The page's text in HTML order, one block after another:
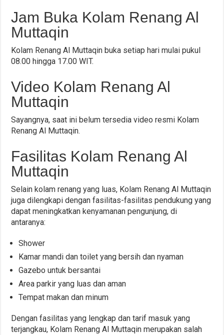
Jam Buka Kolam Renang Al
Muttaqin
Kolam Renang Al Muttaqin buka setiap hari mulai pukul
08.00 hingga 17.00 WIT.
Video Kolam Renang Al
Muttaqin
Sayangnya, saat ini belum tersedia video resmi Kolam
Renang Al Muttaqin.
Fasilitas Kolam Renang Al
Muttaqin
Selain kolam renang yang luas, Kolam Renang Al Muttaqin
juga dilengkapi dengan fasilitas-fasilitas pendukung yang
dapat meningkatkan kenyamanan pengunjung, di
antaranya:
Shower
Kamar mandi dan toilet yang bersih dan nyaman
Gazebo untuk bersantai
Area parkir yang luas dan aman
Tempat makan dan minum
Dengan fasilitas yang lengkap dan tarif masuk yang
terjangkau, Kolam Renang Al Muttaqin merupakan salah